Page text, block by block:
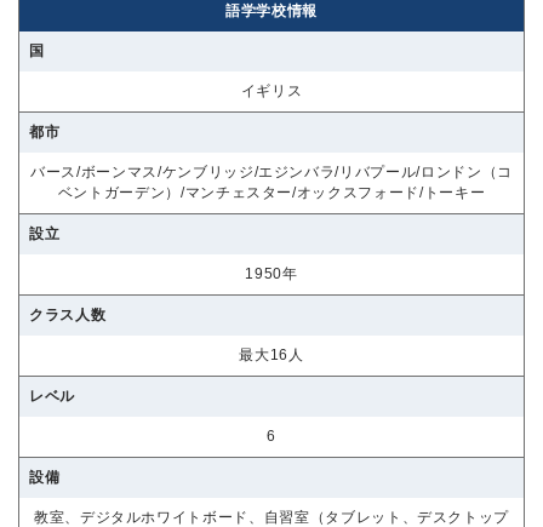
語学学校情報
国
イギリス
都市
バース/ボーンマス/ケンブリッジ/エジンバラ/リバプール/ロンドン（コ
ベントガーデン）/マンチェスター/オックスフォード/トーキー
設立
1950年
クラス人数
最大16人
レベル
6
設備
教室、デジタルホワイトボード、自習室（タブレット、デスクトップ